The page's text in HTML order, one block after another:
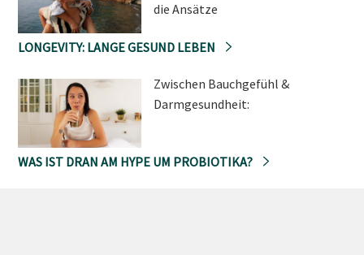
die Ansätze
LONGEVITY: LANGE GESUND LEBEN
Zwischen Bauchgefühl &
Darmgesundheit:
WAS IST DRAN AM HYPE UM PROBIOTIKA?